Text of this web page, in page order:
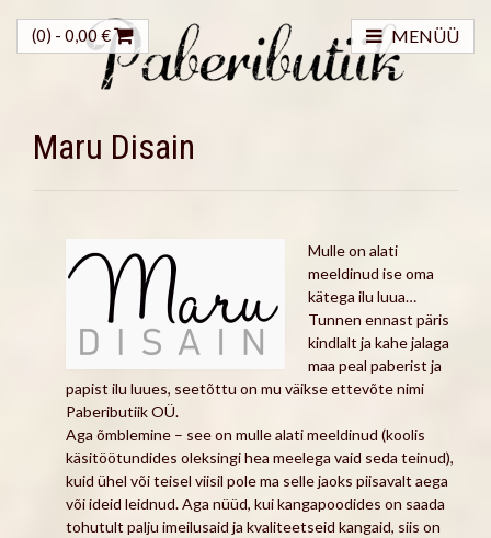
MENÜÜ
(0) - 0,00 €
Maru Disain
Mulle on alati
meeldinud ise oma
kätega ilu luua…
Tunnen ennast päris
kindlalt ja kahe jalaga
maa peal paberist ja
papist ilu luues, seetõttu on mu väikse ettevõte nimi
Pabeributiik OÜ.
Aga õmblemine – see on mulle alati meeldinud (koolis
käsitöötundides oleksingi hea meelega vaid seda teinud),
kuid ühel või teisel viisil pole ma selle jaoks piisavalt aega
või ideid leidnud. Aga nüüd, kui kangapoodides on saada
tohutult palju imeilusaid ja kvaliteetseid kangaid, siis on